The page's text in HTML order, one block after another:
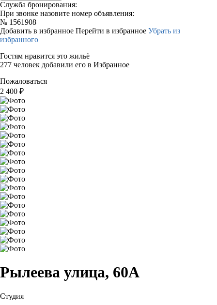
Служба бронирования:
При звонке назовите номер объявления:
№ 1561908
Добавить в избранное Перейти в избранное Убрать из
избранного
Гостям нравится это жильё
277 человек добавили его в Избранное
Пожаловаться
2 400 ₽
Рылеева улица, 60А
Студия